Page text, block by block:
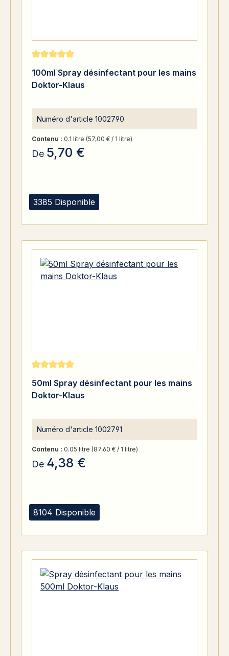
3385 Disponible
Note moyenne de 5 sur 5 étoiles
100ml Spray désinfectant pour les mains
Doktor-Klaus
Numéro d'article 1002790
Contenu : 0.1 litre (57,00 € / 1 litre)
De 5,70 €
8104 Disponible
Note moyenne de 5 sur 5 étoiles
50ml Spray désinfectant pour les mains
Doktor-Klaus
Numéro d'article 1002791
Contenu : 0.05 litre (87,60 € / 1 litre)
De 4,38 €